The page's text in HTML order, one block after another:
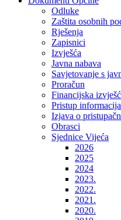
Odluke
Zaštita osobnih
Rješenja
Zapisnici
Izvješća
Javna nabava
Savjetovanje s
Proračun
Financijska
Pristup
Izjava o
Obrasci
Sjednice Vijeća
2026
2025
2024
2023.
2022.
2021.
2020.